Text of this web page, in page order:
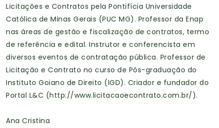
Licitações e Contratos pela Pontifícia Universidade
Católica de Minas Gerais (PUC MG). Professor da Enap
nas áreas de gestão e fiscalização de contratos, termo
de referência e edital. Instrutor e conferencista em
diversos eventos de contratação pública. Professor de
Licitação e Contrato no curso de Pós-graduação do
Instituto Goiano de Direito (IGD). Criador e fundador do
Portal L&C (http://www.licitacaoecontrato.com.br/).
Ana Cristina